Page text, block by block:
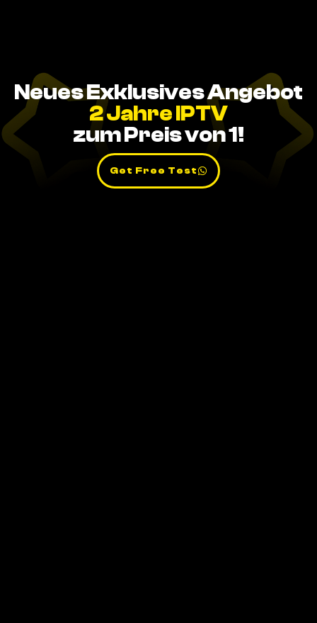
Neues Exklusives Angebot
2 Jahre IPTV
zum Preis von 1!
Get Free Test